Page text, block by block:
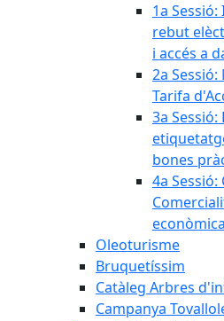
1a
rebut
i accés a
2a
Tarifa
3a
bones
4a Sessió:
econòmica
Oleoturisme
Bruquetíssim
Catàleg Arbres
Campanya